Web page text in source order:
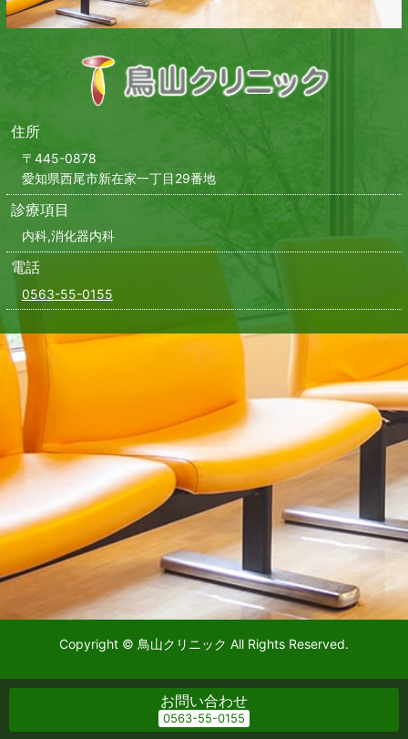
お問い合わせ
住所
〒445-0878
愛知県西尾市新在家一丁目29番地
診療項目
内科,消化器内科
電話
0563-55-0155
Copyright © 鳥山クリニック All Rights Reserved.